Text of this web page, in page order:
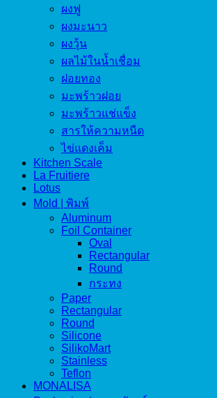
ผงฟู
ผงมะนาว
ผงวุ้น
ผลไม้ในน้ำเชื่อม
ฝอยทอง
มะพร้าวฝอย
มะพร้าวแช่แข็ง
สารให้ความหนืด
ไข่แดงเค็ม
Kitchen Scale
La Fruitiere
Lotus
Mold | พิมพ์
Aluminum
Foil Container
Oval
Rectangular
Round
กระทง
Paper
Rectangular
Round
Silicone
SilikoMart
Stainless
Teflon
MONALISA